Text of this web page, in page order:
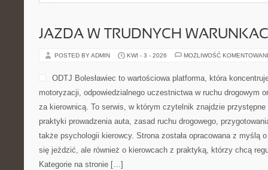
JAZDA W TRUDNYCH
POSTED BY ADMIN KWI - 3 - 2026 MOŻLIWOŚĆ
ODTJ Bolesławiec to wartościowa platforma, która
motoryzacji, odpowiedzialnego uczestnictwa w ruchu drogowym
za kierownicą. To serwis, w którym czytelnik znajdzie
praktyki prowadzenia auta, zasad ruchu drogowego,
także psychologii kierowcy. Strona została opracowana z myślą
się jeździć, ale również o kierowcach z praktyką, którzy chcą
Kategorie na stronie […]